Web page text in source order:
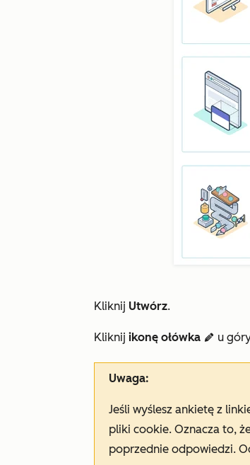
Kliknij Utwórz.
Kliknij ikonę ołówka edit u
Uwaga:
Jeśli wyślesz ankietę z
pliki cookie. Oznacza to,
poprzednie odpowiedzi.